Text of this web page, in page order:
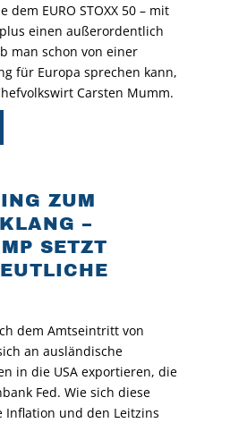
dem EURO STOXX 50 – mit
einen außerordentlich
man schon von einer
für Europa sprechen kann,
Carsten Mumm.
ZUM
–
SETZT
dem Amtseintritt von
an ausländische
in die USA exportieren, die
Fed. Wie sich diese
Inflation und den Leitzins